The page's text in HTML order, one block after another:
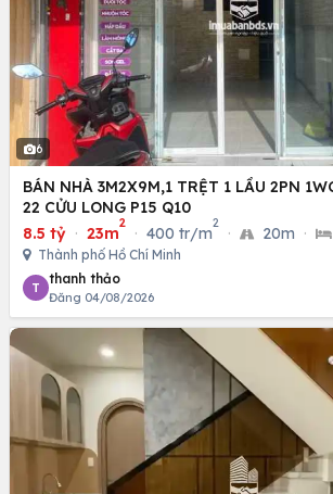
6
BÁN NHÀ 3M2X9M,1 TRỆT 1 LẦU 2PN
22 CỬU LONG P15 Q10
8.5 tỷ · 23m
2
· 400 tr/m
2
· 20m ·
Thành phố Hồ Chí Minh
T
thanh thảo
Đăng 04/08/2026